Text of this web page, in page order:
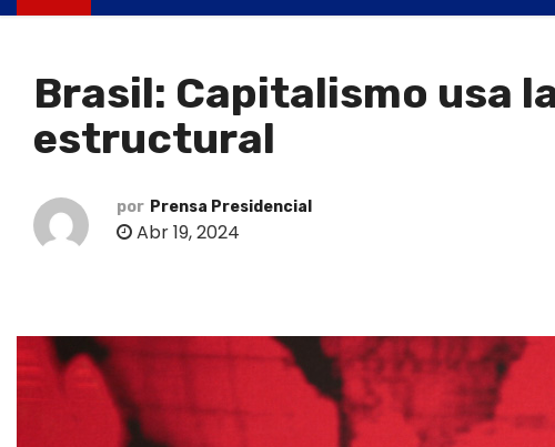
Brasil: Capitalismo usa
estructural
por Prensa Presidencial
Abr 19, 2024